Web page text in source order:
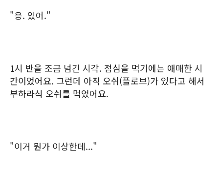
"응. 있어."
1시 반을 조금 넘긴 시각. 점심을 먹기에는 애매한 시
간이었어요. 그런데 아직 오쉬(플로브)가 있다고 해서
부하라식 오쉬를 먹었어요.
"이거 뭔가 이상한데..."